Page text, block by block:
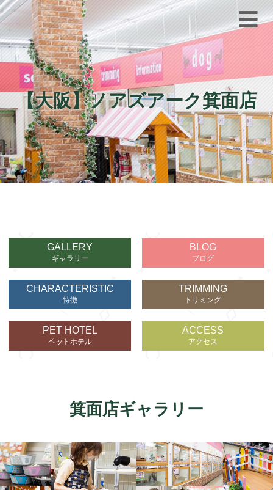
【大阪】ノアズアーク箕面店
GALLERY
ギャラリー
BLOG
ブログ
CHARACTERISTIC
特徴
TRIMMING
トリミング
PET HOTEL
ペットホテル
ACCESS
アクセス
箕面店ギャラリー